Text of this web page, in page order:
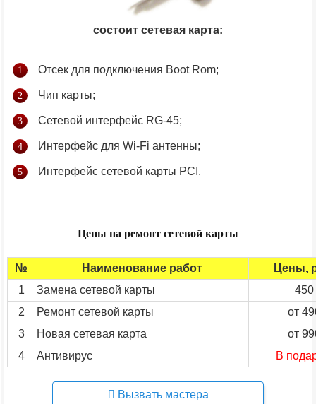
состоит сетевая карта:
Отсек для подключения Boot Rom;
Чип карты;
Сетевой интерфейс RG-45;
Интерфейс для Wi-Fi антенны;
Интерфейс сетевой карты PCI.
Цены на ремонт сетевой карты
№ Наименование работ
Цены,
1
Замена сетевой карты
450
2
Ремонт сетевой карты
от
3
Новая сетевая карта
от
4
Антивирус В
Вызвать мастера